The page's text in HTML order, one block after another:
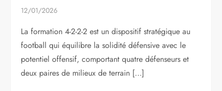
12/01/2026
La formation 4-2-2-2 est un dispositif stratégique au
football qui équilibre la solidité défensive avec le
potentiel offensif, comportant quatre défenseurs et
deux paires de milieux de terrain […]